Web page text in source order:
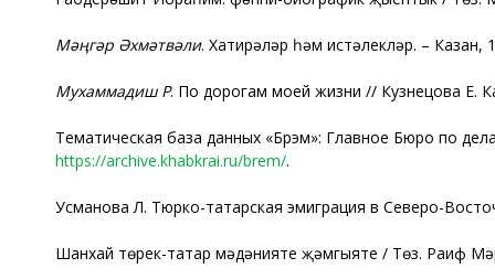
Мәңгәр Әхмәтвәли. Хатирәләр һәм истәлекләр. – Казан,
Мухаммадиш Р. По дорогам моей жизни // Кузнецова Е.
Тематическая база данных «Брэм»: Главное Бюро по
https://archive.khabkrai.ru/brem/.
Усманова Л. Тюрко-татарская эмиграция в Северо-
Шанхай төрек-татар мәдәнияте җәмгыяте / Төз. Раиф